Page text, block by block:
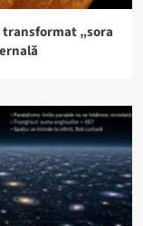
transformat „sora